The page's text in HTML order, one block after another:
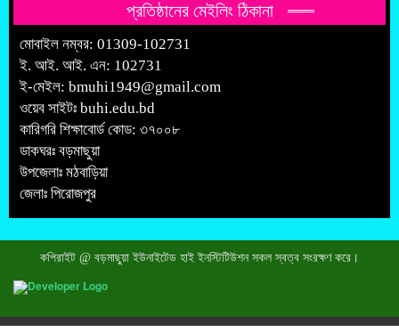
প্রতিষ্ঠানের মেইলিং ঠিকানা
মোবাইল নম্বর: 01309-102731
ই. আই. আই. এন: 102731
ই-মেইল: bmuhi1949@gmail.com
ওয়েব সাইটঃ buhi.edu.bd
কারিগরি শিক্ষাবোর্ড কোড: ৩৭০০৮
ডাকঘরঃ বড়মাছুয়া
উপজেলাঃ মঠবাড়িয়া
জেলাঃ পিরোজপুর
কপিরাইট @ বড়মাছুয়া ইউনাইটেড হাই ইনস্টিটিউশন সকল স্বত্ব সংরক্ষণ করে।